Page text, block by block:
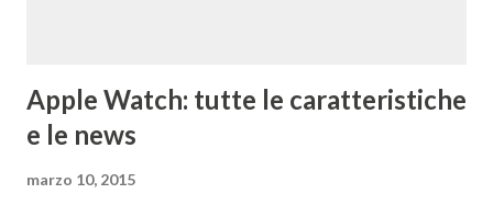
Apple Watch: tutte le caratteristiche
e le news
marzo 10, 2015